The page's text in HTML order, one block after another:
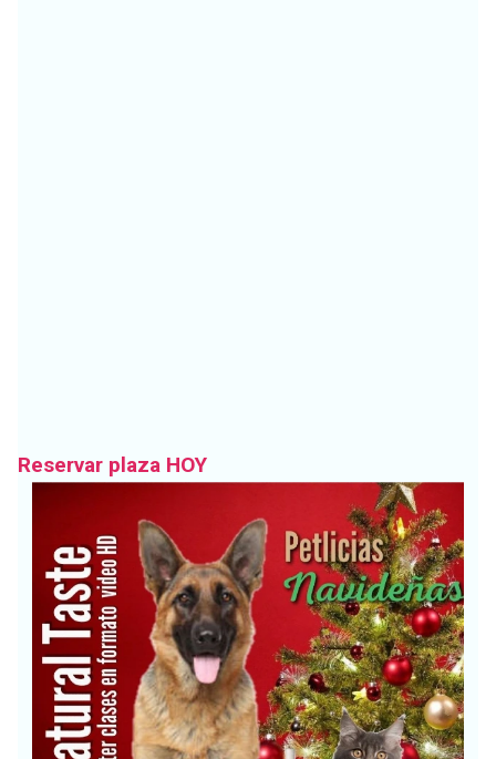
Reservar plaza HOY